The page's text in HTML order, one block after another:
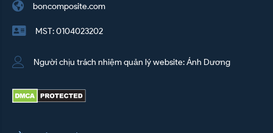
boncomposite.com
MST: 0104023202
Người chịu trách nhiệm quản lý website: Ánh Dương